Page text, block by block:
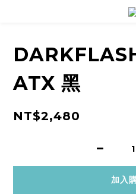
ATX 黑
NT$2,480
加入